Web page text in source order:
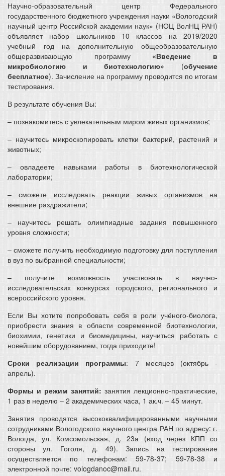
Научно-образовательный центр Федерального
государственного бюджетного учреждения науки «Вологодский
научный центр Российской академии наук» (НОЦ ВолНЦ РАН)
объявляет набор школьников 10 классов на 2019/2020
учебный год на дополнительную общеобразовательную
общеразвивающую программу «Введение в
микробиологию и биотехнологию» (обучение
бесплатное). Зачисление на программу проводится по итогам
тестирования.
В результате обучения Вы:
– познакомитесь с увлекательным миром живых организмов;
– научитесь микроскопировать клетки бактерий, растений и
животных;
– овладеете навыками работы в биотехнологической
лаборатории;
– сможете исследовать реакции живых организмов на
внешние раздражители;
– научитесь решать олимпиадные задания повышенного
уровня сложности;
– сможете получить необходимую подготовку для поступления
в вуз по выбранной специальности;
– получите возможность участвовать в научно-
исследовательских конкурсах городского, регионального и
всероссийского уровня.
Если Вы хотите попробовать себя в роли учёного-биолога,
приобрести знания в области современной биотехнологии,
биохимии, генетики и биомедицины, научиться работать с
новейшим оборудованием, тогда приходите!
Сроки реализации программы: 7 месяцев (октябрь -
апрель).
Формы и режим занятий: занятия лекционно-практические,
1 раз в неделю – 2 академических часа, 1 ак.ч. – 45 минут.
Занятия проводятся высококвалифицированными научными
сотрудниками Вологодского научного центра РАН по адресу: г.
Вологда, ул. Комсомольская, д. 23а (вход через КПП со
стороны ул. Гоголя, д. 49). Запись на тестирование
осуществляется по телефонам: 59-78-37; 59-78-38 и
электронной почте: vologdanoc@mail.ru.